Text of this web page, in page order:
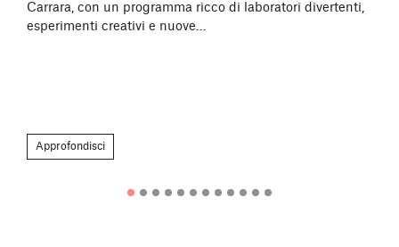
Carrara, con un programma ricco di laboratori divertenti,
esperimenti creativi e nuove…
Approfondisci